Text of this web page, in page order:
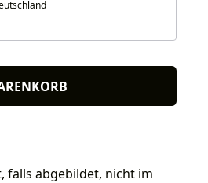
falls abgebildet, nicht im